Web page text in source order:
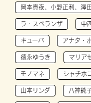
岡本真夜、小野正利、澤
ラ・スペランザ 中
キューバ アナタ・
徳永ゆうき マリア
モノマネ シャチホ
山本リンダ 八神純